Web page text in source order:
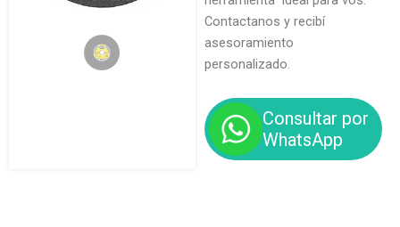
Contactanos y recibí
asesoramiento
personalizado.
Consultar por
WhatsApp